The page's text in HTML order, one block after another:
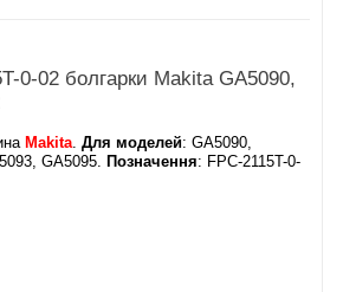
0-02 болгарки Makita GA5090,
Makita.Для моделей: GA5090,
GA5095. Позначення: FPC-2115T-0-